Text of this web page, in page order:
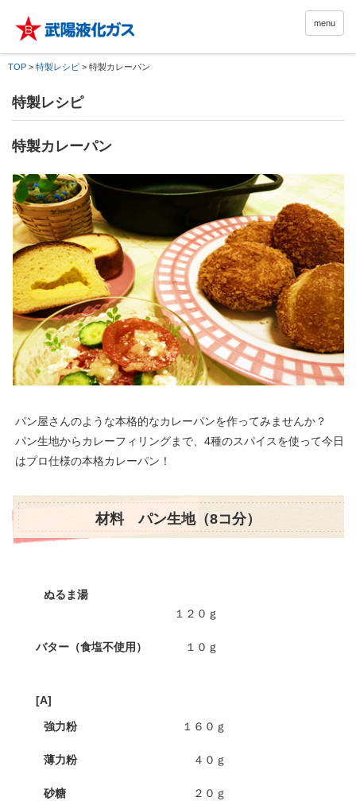
menu
TOP > 特製レシピ > 特製カレーパン
特製レシピ
特製カレーパン
パン屋さんのような本格的なカレーパンを作ってみませんか？
パン生地からカレーフィリングまで、4種のスパイスを使って今日
はプロ仕様の本格カレーパン！
材料 パン生地（8コ分）
ぬるま湯
１２０ｇ
バター（食塩不使用） １０ｇ
[A]
強力粉 １６０ｇ
薄力粉 ４０ｇ
砂糖 ２０ｇ